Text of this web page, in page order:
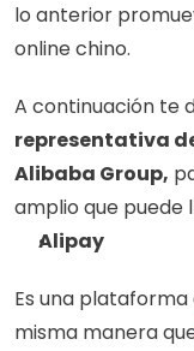
lo anterior
online chino.
A continuación te
representativa
Alibaba Group,
amplio que puede
Alipay
Es una
misma manera